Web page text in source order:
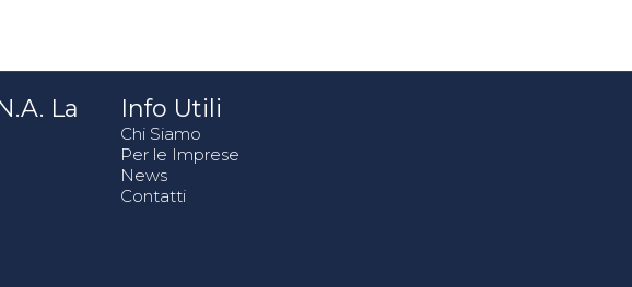
La
Info Utili
Chi Siamo
Per le Imprese
News
Contatti